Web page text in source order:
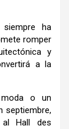
ha
romper
y
a la
o un
septiembre,
al Hall des